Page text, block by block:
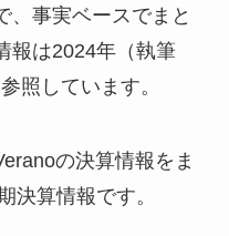
、事実ベースでまと
報は2024年（執筆
照しています。
の決算情報をま
決算情報です。